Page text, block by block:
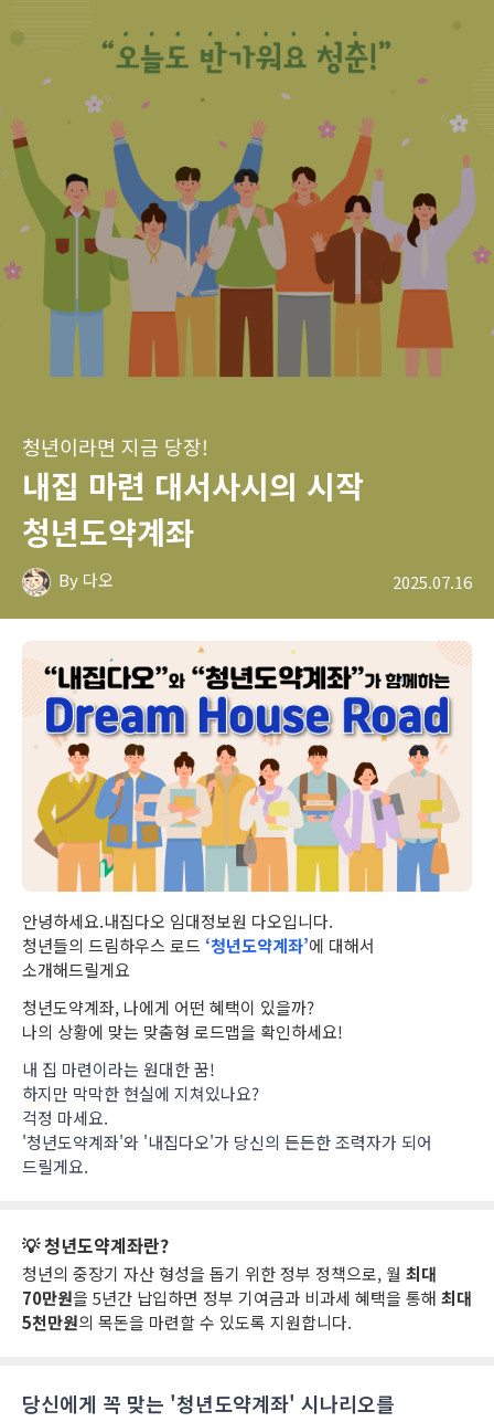
청년이라면 지금 당장!
내집 마련 대서사시의 시작
청년도약계좌
By 다오 2025.07.16
안녕하세요.내집다오 임대정보원 다오입니다.
청년들의 드림하우스 로드 ‘청년도약계좌’에 대해서
소개해드릴게요
청년도약계좌, 나에게 어떤 혜택이 있을까?
나의 상황에 맞는 맞춤형 로드맵을 확인하세요!
내 집 마련이라는 원대한 꿈!
하지만 막막한 현실에 지쳐있나요?
걱정 마세요.
'청년도약계좌'와 '내집다오'가 당신의 든든한 조력자가 되어
드릴게요.
💡 청년도약계좌란?
청년의 중장기 자산 형성을 돕기 위한 정부 정책으로, 월 최대
70만원을 5년간 납입하면 정부 기여금과 비과세 혜택을 통해 최대
5천만원의 목돈을 마련할 수 있도록 지원합니다.
당신에게 꼭 맞는 '청년도약계좌' 시나리오를